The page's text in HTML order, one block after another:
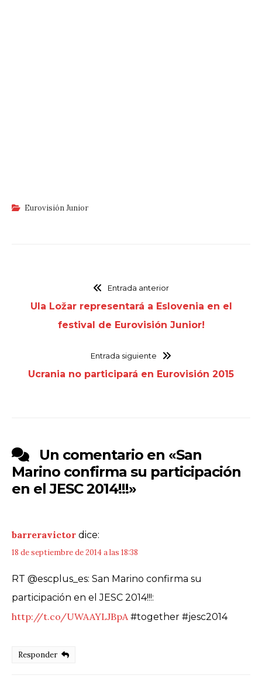
Eurovisión Junior
Entrada anterior
Ula Ložar representará a Eslovenia en el
festival de Eurovisión Junior!
Entrada siguiente
Ucrania no participará en Eurovisión 2015
Un comentario en «San
Marino confirma su participación
en el JESC 2014!!!»
barreravictor dice:
18 de septiembre de 2014 a las 18:38
RT @escplus_es: San Marino confirma su
participación en el JESC 2014!!!:
http://t.co/UWAAYLJBpA#together #jesc2014
Responder